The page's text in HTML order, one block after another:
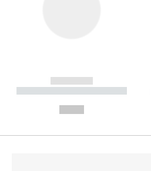
------------
----------- ----------- --------